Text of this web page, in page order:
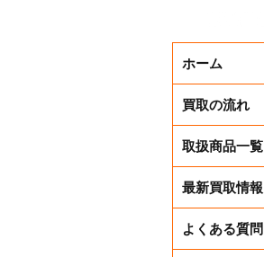
ホーム
買取の流れ
取扱商品一覧
最新買取情報
よくある質問